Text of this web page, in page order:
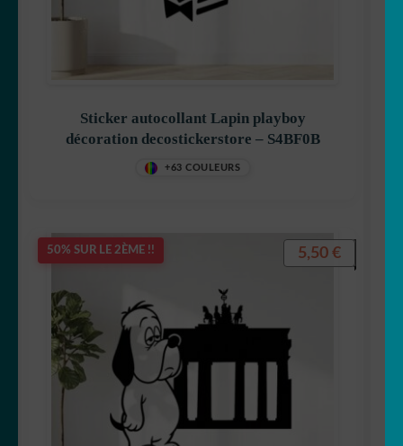
Sticker autocollant Lapin playboy
décoration decostickerstore – S4BF0B
+63 COULEURS
50% SUR LE 2ÈME !! 5,50 €